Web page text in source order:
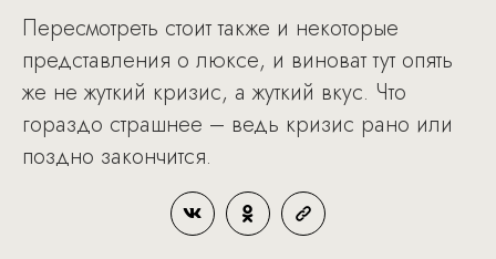
Пересмотреть стоит также и некоторые
представления о люксе, и виноват тут опять
же не жуткий кризис, а жуткий вкус. Что
гораздо страшнее – ведь кризис рано или
поздно закончится.